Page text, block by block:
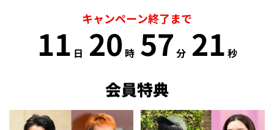
キャンペーン終了まで
11 日 20 時 57 分 20 秒
会員特典